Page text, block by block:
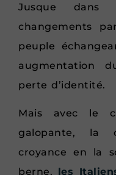
Jusque
changements
peuple
augmentation
perte d’identité.
Mais avec le
galopante, la
croyance en la
berne,
les